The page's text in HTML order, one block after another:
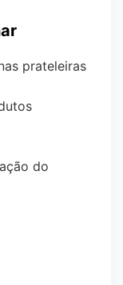
prateleiras
do